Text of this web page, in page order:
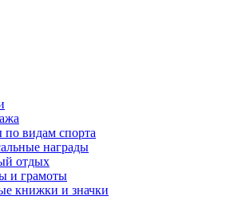
по видам спорта
награды
отдых
и грамоты
книжки и значки